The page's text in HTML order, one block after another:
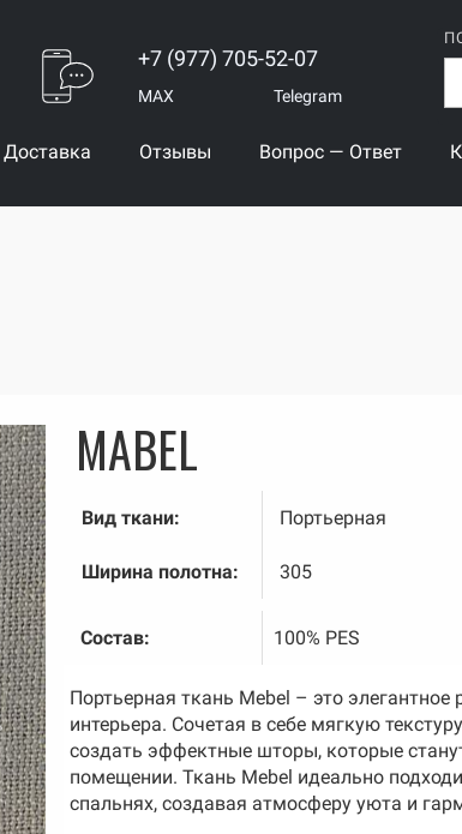
+7 (977) 705-52-07
MAX Telegram
Доставка Отзывы Вопрос — Ответ
MABEL
Вид ткани: Портьерная
Ширина полотна: 305
Состав: 100% PES
Портьерная ткань Mebel – это
интерьера. Сочетая в себе мягкую
создать эффектные шторы, которые
помещении. Ткань Mebel идеально
спальнях, создавая атмосферу уюта и